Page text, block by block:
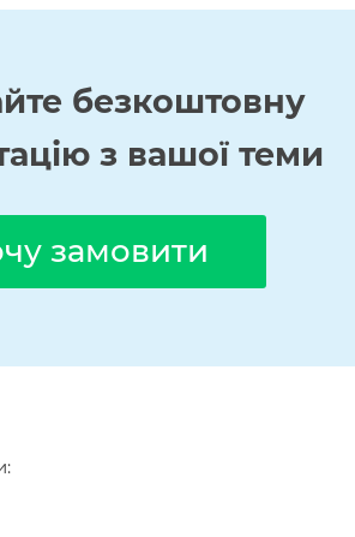
безкоштовну
з вашої теми
замовити